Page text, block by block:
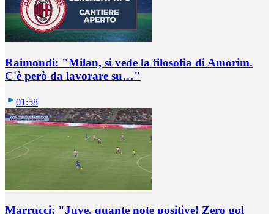
Raimondi: "Milan, si vede la filosofia di Amorim.
C'è però da lavorare su…"
01:58
Marrucci: "Juve, quante note positive! Zero gol